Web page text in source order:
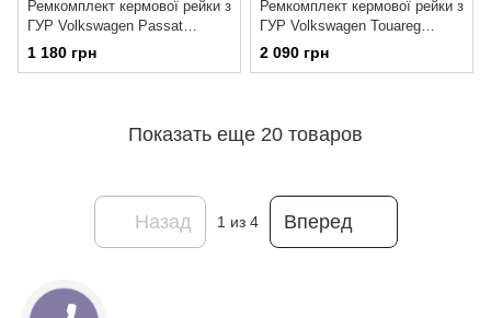
Ремкомплект кермової рейки з
ГУР Volkswagen Passat
AU9004KIT.5
1 180 грн
Ремкомплект кермової рейки з
ГУР Volkswagen Touareg
AU9010KIT.3
2 090 грн
Показать еще 20 товаров
Назад 1 из 4 Вперед